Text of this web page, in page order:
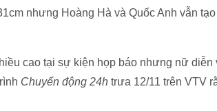
nhưng Hoàng Hà và Quốc Anh vẫn
cao tại sự kiện họp báo nhưng nữ
Chuyển động 24h trưa 12/11 trên VTV